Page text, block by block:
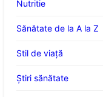
Nutritie
Sănătate de la A la Z
Stil de viaţă
Ştiri sănătate